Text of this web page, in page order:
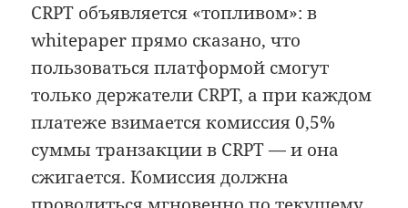
CRPT объявляется «топливом»: в
whitepaper прямо сказано, что
пользоваться платформой смогут
только держатели CRPT, а при каждом
платеже взимается комиссия 0,5%
суммы транзакции в CRPT — и она
сжигается. Комиссия должна